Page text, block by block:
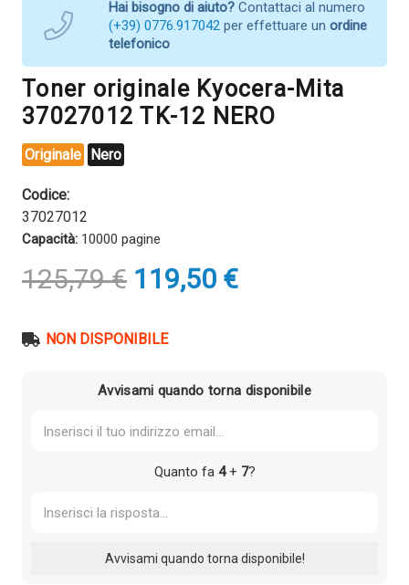
Hai bisogno di aiuto? Contattaci al numero
(+39) 0776.917042 per effettuare un ordine
telefonico
Toner originale Kyocera-Mita
37027012 TK-12 NERO
Originale Nero
Codice:
37027012
Capacità: 10000 pagine
125,79€ Il
prezzo
era:
119,50 €Il
prezzo
NON DISPONIBILE
Avvisami quando torna disponibile
Quanto fa 4+ 7?